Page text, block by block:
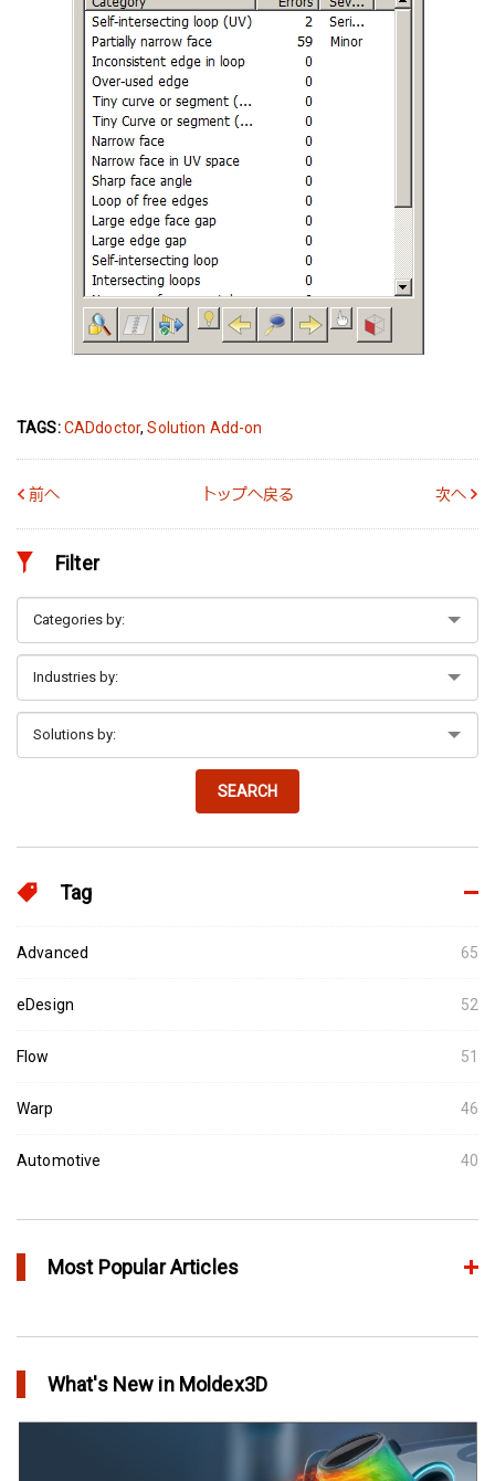
TAGS:CADdoctor,Solution Add-on
前へ トップへ戻る 次へ
Filter
SEARCH
Tag
Advanced 65
eDesign 52
Flow 51
Warp 46
Automotive 40
Most Popular Articles
欧州最大手の自動車部品パーツメーカーFaurecia社の製品設計最
適化プロジェクト－Moldex3Dにより実現
What's New in Moldex3D